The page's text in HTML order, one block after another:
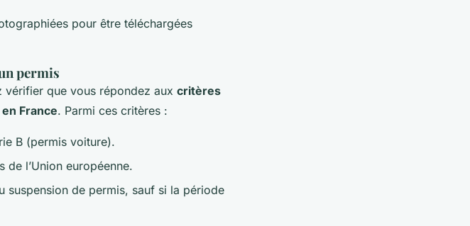
pour être téléchargées
permis
que vous répondez aux critères
France. Parmi ces critères :
B (permis voiture).
de l’Union européenne.
suspension de permis, sauf si la période